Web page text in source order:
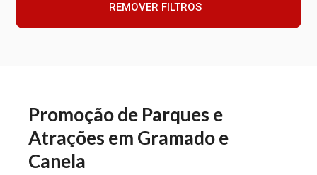
REMOVER FILTROS
Promoção de Parques e
Atrações em Gramado e
Canela